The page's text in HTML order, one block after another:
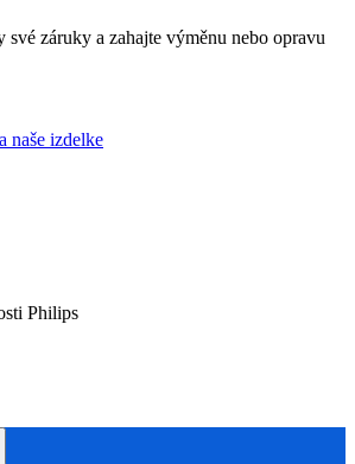
záruky a zahajte výměnu nebo opravu
naše izdelke
Philips